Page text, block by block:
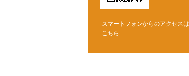
スマートフォンからのアクセスは
こちら